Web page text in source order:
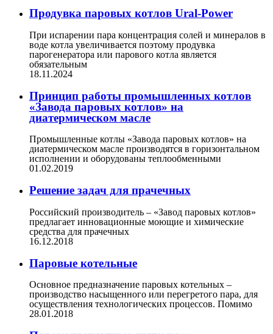
Продувка паровых котлов Ural-Power
При испарении пара концентрация солей и минералов в
воде котла увеличивается поэтому продувка
парогенератора или парового котла является
обязательным
18.11.2024
Принцип работы промышленных котлов
«Завода паровых котлов» на
диатермическом масле
Промышленные котлы «Завода паровых котлов» на
диатермическом масле производятся в горизонтальном
исполнении и оборудованы теплообменными
01.02.2019
Решение задач для прачечных
Российский производитель – «Завод паровых котлов»
предлагает инновационные моющие и химические
средства для прачечных
16.12.2018
Паровые котельные
Основное предназначение паровых котельных –
производство насыщенного или перегретого пара, для
осуществления технологических процессов. Помимо
28.01.2018